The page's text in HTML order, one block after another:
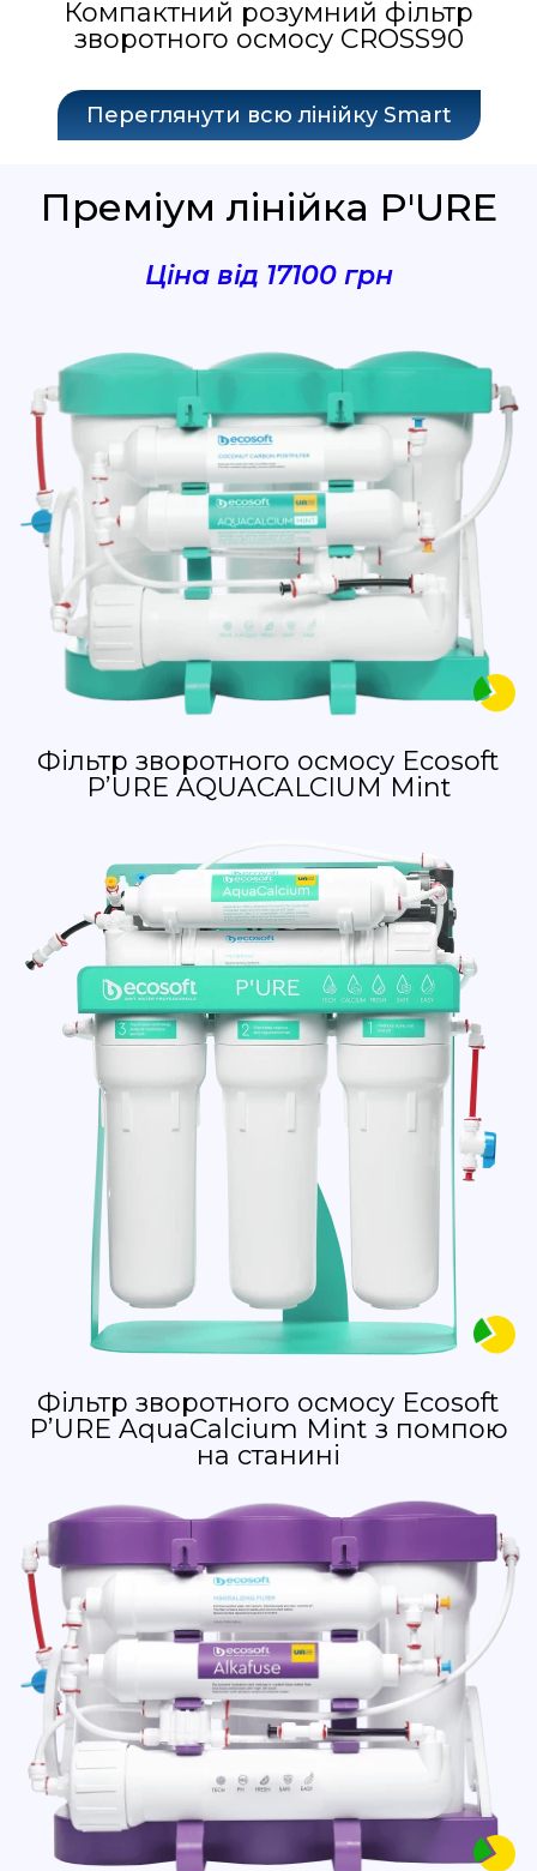
Компактний розумний фільтр
зворотного осмосу CROSS90
Переглянути всю лінійку Smart
Преміум лінійка P'URE
Ціна від 17100 грн
Фільтр зворотного осмосу Ecosoft
P’URE AQUACALCIUM Mint
Фільтр зворотного осмосу Ecosoft
P’URE AquaCalcium Mint з помпою
на станині